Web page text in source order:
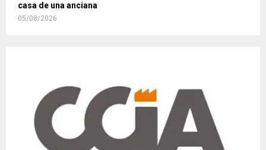
casa de una anciana
05/08/2026